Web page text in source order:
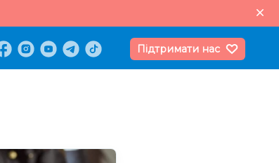
Підтримати нас